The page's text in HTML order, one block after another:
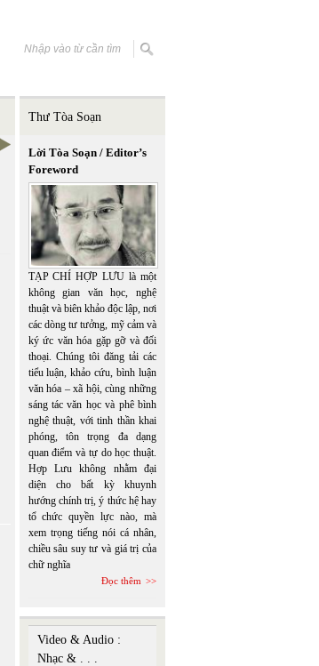
Thư Tòa Soạn
Lời Tòa Soạn / Editor’s
Foreword
TẠP CHÍ HỢP LƯU là một
không gian văn học, nghệ
thuật và biên khảo độc lập, nơi
các dòng tư tưởng, mỹ cảm và
ký ức văn hóa gặp gỡ và đối
thoại. Chúng tôi đăng tải các
tiểu luận, khảo cứu, bình luận
văn hóa – xã hội, cùng những
sáng tác văn học và phê bình
nghệ thuật, với tinh thần khai
phóng, tôn trọng đa dạng
quan điểm và tự do học thuật.
Hợp Lưu không nhằm đại
diện cho bất kỳ khuynh
hướng chính trị, ý thức hệ hay
tổ chức quyền lực nào, mà
xem trọng tiếng nói cá nhân,
chiều sâu suy tư và giá trị của
chữ nghĩa
Đọc thêm
Video & Audio :
Nhạc & . . .